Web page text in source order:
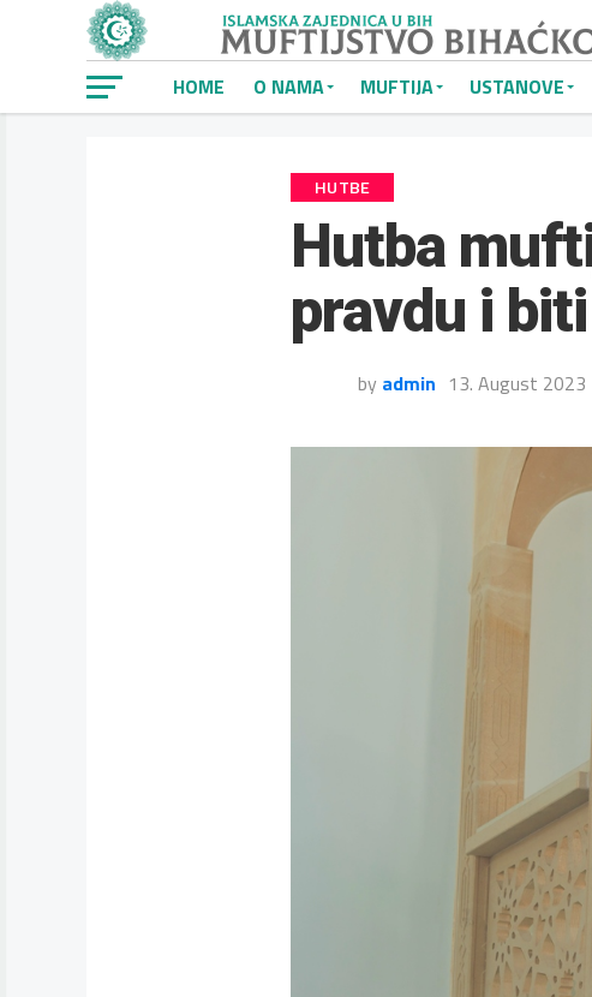
HOME O NAMA MUFTIJA USTANOVE
HUTBE
Hutba
pravdu i
by admin 13. August 2023